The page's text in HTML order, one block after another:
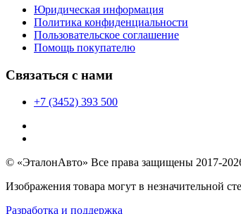
Юридическая информация
Политика конфиденциальности
Пользовательское соглашение
Помощь покупателю
Связаться с нами
+7 (3452) 393 500
© «ЭталонАвто» Все права защищены 2017-
Изображения товара могут в незначительной
Разработка и поддержка